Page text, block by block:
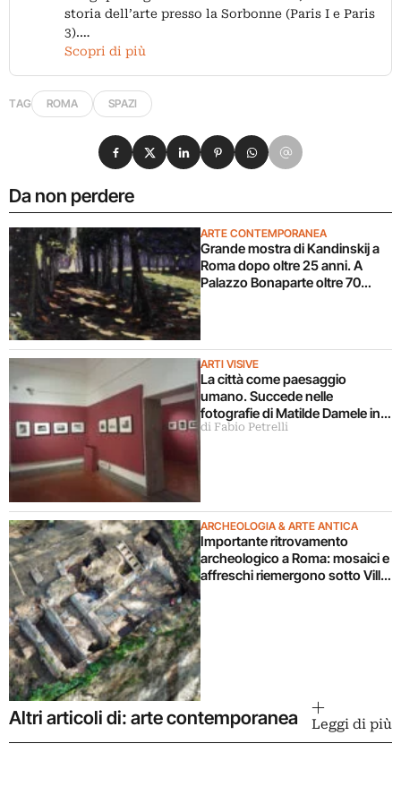
storia dell’arte presso la Sorbonne (Paris I e Paris
3).…
Scopri di più
TAG ROMA SPAZI
Da non perdere
ARTE CONTEMPORANEA
Grande mostra di Kandinskij a
Roma dopo oltre 25 anni. A
Palazzo Bonaparte oltre 70
ARTI VISIVE
La città come paesaggio
umano. Succede nelle
fotografie di Matilde Damele in
mostra a Roma
di Fabio Petrelli
ARCHEOLOGIA & ARTE ANTICA
Importante ritrovamento
archeologico a Roma: mosaici e
affreschi riemergono sotto Villa
Condividi su Facebook
Condividi su X
Condividi su LinkedIn
Condividi su Pinterest
Condividi su WhatsApp
Condividi su Email
Altri articoli di: arte contemporanea Leggi di più